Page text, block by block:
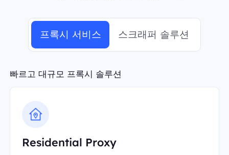
프록시 서비스 스크래퍼 솔루션
빠르고 대규모 프록시 솔루션
Residential Proxy